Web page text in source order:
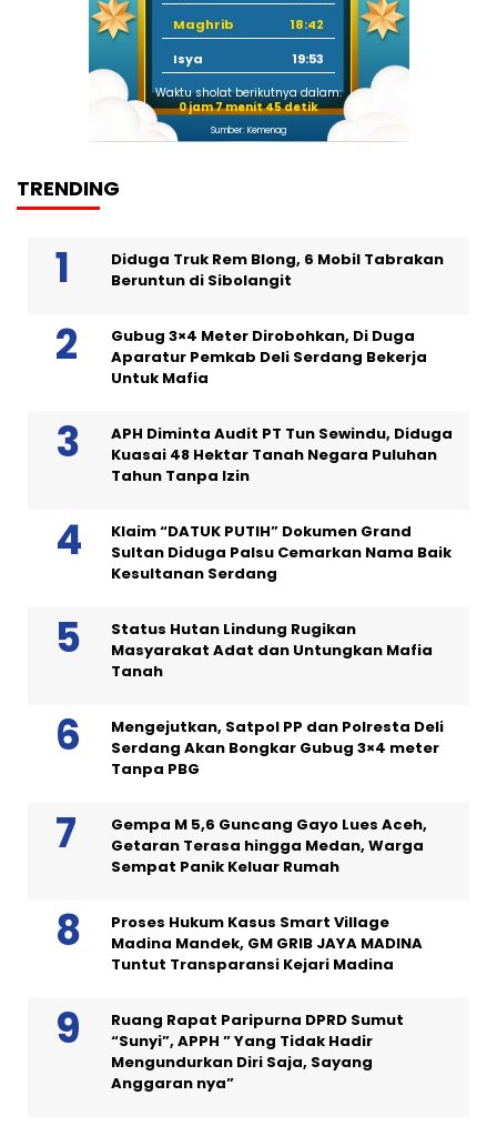
Maghrib
18:42
Isya
19:53
Waktu sholat berikutnya dalam:
0 jam 7 menit 44 detik
Sumber: Kemenag
TRENDING
Diduga Truk Rem Blong, 6 Mobil Tabrakan
Beruntun di Sibolangit
Gubug 3×4 Meter Dirobohkan, Di Duga
Aparatur Pemkab Deli Serdang Bekerja
Untuk Mafia
APH Diminta Audit PT Tun Sewindu, Diduga
Kuasai 48 Hektar Tanah Negara Puluhan
Tahun Tanpa Izin
Klaim “DATUK PUTIH” Dokumen Grand
Sultan Diduga Palsu Cemarkan Nama Baik
Kesultanan Serdang
Status Hutan Lindung Rugikan
Masyarakat Adat dan Untungkan Mafia
Tanah
Mengejutkan, Satpol PP dan Polresta Deli
Serdang Akan Bongkar Gubug 3×4 meter
Tanpa PBG
Gempa M 5,6 Guncang Gayo Lues Aceh,
Getaran Terasa hingga Medan, Warga
Sempat Panik Keluar Rumah
Proses Hukum Kasus Smart Village
Madina Mandek, GM GRIB JAYA MADINA
Tuntut Transparansi Kejari Madina
Ruang Rapat Paripurna DPRD Sumut
“Sunyi”, APPH ” Yang Tidak Hadir
Mengundurkan Diri Saja, Sayang
Anggaran nya”